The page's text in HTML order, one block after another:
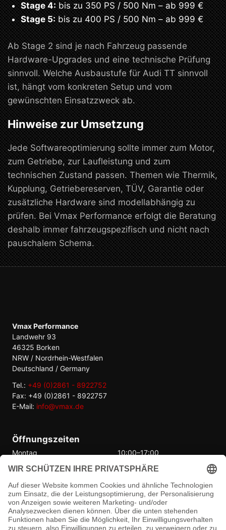
Stage 4: bis zu 350 PS / 500 Nm – ab 999 €
Stage 5: bis zu 400 PS / 500 Nm – ab 999 €
Ab Stage 2 sind je nach Fahrzeug passende
Hardware-Upgrades und eine technische Prüfung
sinnvoll. Welche Ausbaustufe für Audi TT sinnvoll
ist, hängt vom konkreten Setup und vom
gewünschten Einsatzzweck ab.
Hinweise zur Umsetzung
Jede Softwareoptimierung sollte immer zum Motor,
zum Getriebe, zur Laufleistung und zum
technischen Zustand passen. Themen wie Thermik,
Kupplung, Getriebereserven, TÜV, Garantie oder
zusätzliche Hardware sind modellabhängig zu
prüfen. Bei Vmax Performance erfolgt die Beratung
deshalb immer fahrzeugspezifisch und nicht nach
pauschalem Schema.
Vmax Performance
Landwehr 93
46325 Borken
NRW / Nordrhein-Westfalen
Deutschland / Germany
Tel.: +49 (0)2861 - 8922752
Fax: +49 (0)2861 - 8922757
E-Mail: info@vmax.de
Öffnungszeiten
Montag
10:00–17:00
Dienstag
10:00–17:00
Donnerstag
10:00–17:00
Freitag
10:00–17:00
Samstag
Geschlossen
Sonntag
Geschlossen